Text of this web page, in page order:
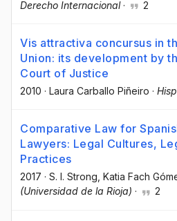
Derecho Internacional· 2
Vis attractiva concursus in
Union: its development by
Court of Justice
2010 · Laura Carballo Piñeiro ·
Comparative Law for
Lawyers: Legal Cultures,
Practices
2017 · S. I. Strong, Katia Fach
(Universidad de la Rioja) · 2